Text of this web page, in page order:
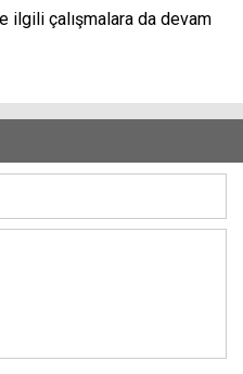
ilgili çalışmalara da devam